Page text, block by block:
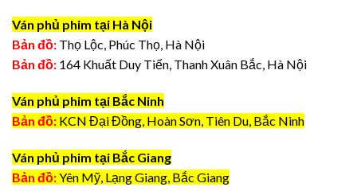
Ván phủ phim tại Hà Nội
Bản đồ: Thọ Lộc, Phúc Thọ, Hà Nội
Bản đồ: 164 Khuất Duy Tiến, Thanh Xuân Bắc, Hà Nội
Ván phủ phim tại Bắc Ninh
Bản đồ: KCN Đại Đồng, Hoàn Sơn, Tiên Du, Bắc Ninh
Ván phủ phim tại Bắc Giang
Bản đồ:Yên Mỹ, Lạng Giang, Bắc Giang